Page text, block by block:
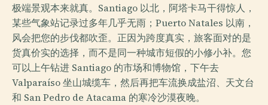
极端景观本来就真。Santiago 以北，阿塔卡马干得惊人，
某些气象站记录过多年几乎无雨；Puerto Natales 以南，
风会把您的步伐都吹歪。正因为跨度真实，旅客面对的是
货真价实的选择，而不是同一种城市短假的小修小补。您
可以上午钻进 Santiago 的市场和博物馆，下午去
Valparaíso 坐山城缆车，然后再把车流换成盐沼、天文台
和 San Pedro de Atacama 的寒冷沙漠夜晚。